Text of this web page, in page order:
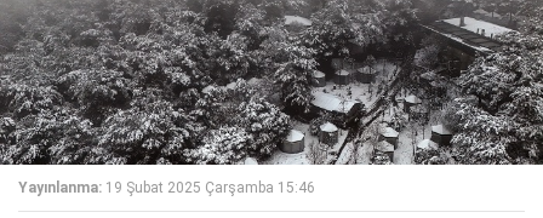
Yayınlanma: 19 Şubat 2025 Çarşamba 15:46